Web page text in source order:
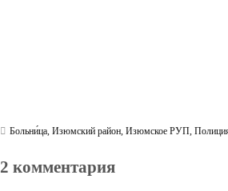
Больни́ца,Изюмский район,Изюмское РУП,
2 комментария